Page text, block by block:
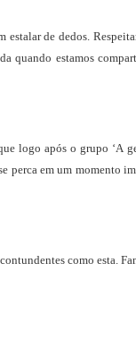
de dedos.
quando estamos
logo após o grupo ‘A
perca em um momento
como esta.